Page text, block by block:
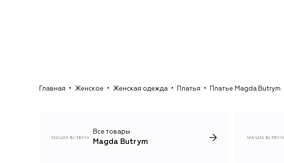
Главная Женское Женская одежда Платья Платье Magda Butrym
Все товары
Magda Butrym